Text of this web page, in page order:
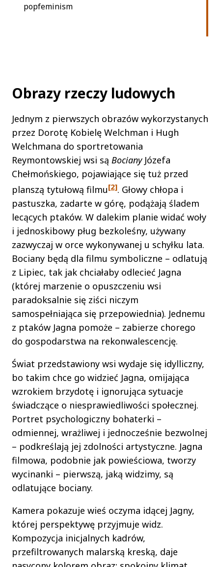
popfeminism
Obrazy rzeczy ludowych
Jednym z pierwszych obrazów wykorzystanych
przez Dorotę Kobielę Welchman i Hugh
Welchmana do sportretowania
Reymontowskiej wsi są BocianyJózefa
Chełmońskiego, pojawiające się tuż przed
planszą tytułową filmu[2]. Głowy chłopa i
pastuszka, zadarte w górę, podążają śladem
lecących ptaków. W dalekim planie widać woły
i jednoskibowy pług bezkoleśny, używany
zazwyczaj w orce wykonywanej u schyłku lata.
Bociany będą dla filmu symboliczne – odlatują
z Lipiec, tak jak chciałaby odlecieć Jagna
(której marzenie o opuszczeniu wsi
paradoksalnie się ziści niczym
samospełniająca się przepowiednia). Jednemu
z ptaków Jagna pomoże – zabierze chorego
do gospodarstwa na rekonwalescencję.
Świat przedstawiony wsi wydaje się idylliczny,
bo takim chce go widzieć Jagna, omijająca
wzrokiem brzydotę i ignorująca sytuacje
świadczące o niesprawiedliwości społecznej.
Portret psychologiczny bohaterki –
odmiennej, wrażliwej i jednocześnie bezwolnej
– podkreślają jej zdolności artystyczne. Jagna
filmowa, podobnie jak powieściowa, tworzy
wycinanki – pierwszą, jaką widzimy, są
odlatujące bociany.
Kamera pokazuje wieś oczyma idącej Jagny,
której perspektywę przyjmuje widz.
Kompozycja inicjalnych kadrów,
przefiltrowanych malarską kreską, daje